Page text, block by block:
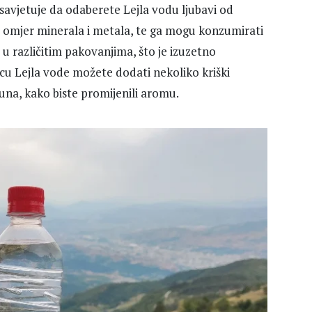
da odaberete Lejla vodu ljubavi od
minerala i metala, te ga mogu konzumirati
različitim pakovanjima, što je izuzetno
Lejla vode možete dodati nekoliko kriški
kako biste promijenili aromu.